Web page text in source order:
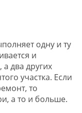
одну и ту
и
два других
участка. Если
то
а то и больше.